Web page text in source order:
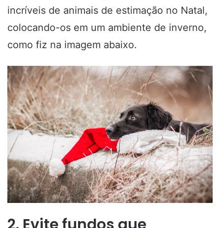
incríveis de animais de estimação no Natal,
colocando-os em um ambiente de inverno,
como fiz na imagem abaixo.